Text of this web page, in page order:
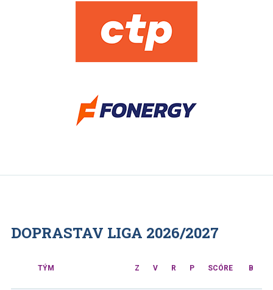
DOPRASTAV LIGA 2026/2027
TÝM Z V R P SCÓRE B